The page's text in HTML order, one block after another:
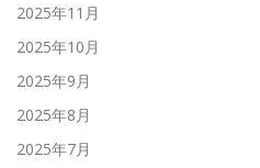
2025年11月
2025年10月
2025年9月
2025年8月
2025年7月